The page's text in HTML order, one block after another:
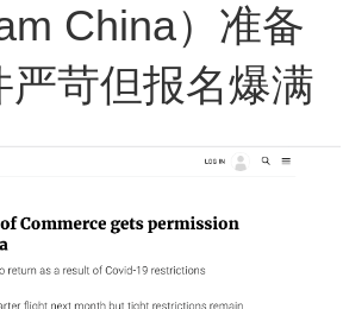
China）准备
苛但报名爆满